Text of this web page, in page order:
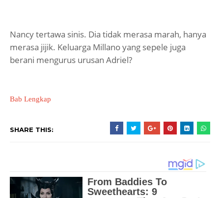
Nancy tertawa sinis. Dia tidak merasa marah, hanya
merasa jijik. Keluarga Millano yang sepele juga
berani mengurus urusan Adriel?
Bab Lengkap
SHARE THIS: